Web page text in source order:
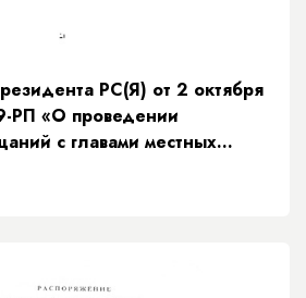
РС(Я) от 2 октября
РП «О проведении
с главами местных